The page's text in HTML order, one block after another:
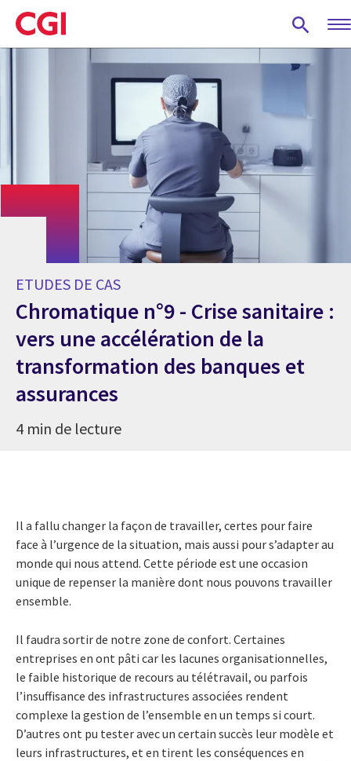
Skip
to
main
ETUDES DE CAS
Chromatique n°9 - Crise sanitaire :
vers une accélération de la
transformation des banques et
assurances
4 min de lecture
Il a fallu changer la façon de travailler, certes pour faire
face à l’urgence de la situation, mais aussi pour s’adapter au
monde qui nous attend. Cette période est une occasion
unique de repenser la manière dont nous pouvons travailler
ensemble.
Il faudra sortir de notre zone de confort. Certaines
entreprises en ont pâti car les lacunes organisationnelles,
le faible historique de recours au télétravail, ou parfois
l’insuffisance des infrastructures associées rendent
complexe la gestion de l’ensemble en un temps si court.
D’autres ont pu tester avec un certain succès leur modèle et
leurs infrastructures, et en tirent les conséquences en